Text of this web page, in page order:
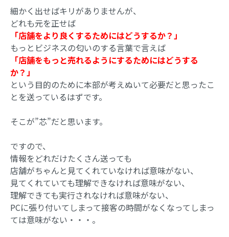
細かく出せばキリがありませんが、
どれも元を正せば
「店舗をより良くするためにはどうするか？」
もっとビジネスの匂いのする言葉で言えば
「店舗をもっと売れるようにするためにはどうする
か？」
という目的のために本部が考えぬいて必要だと思ったこ
とを送っているはずです。
そこが”芯”だと思います。
ですので、
情報をどれだけたくさん送っても
店舗がちゃんと見てくれていなければ意味がない、
見てくれていても理解できなければ意味がない、
理解できても実行されなければ意味がない、
PCに張り付いてしまって接客の時間がなくなってしまっ
ては意味がない・・・。